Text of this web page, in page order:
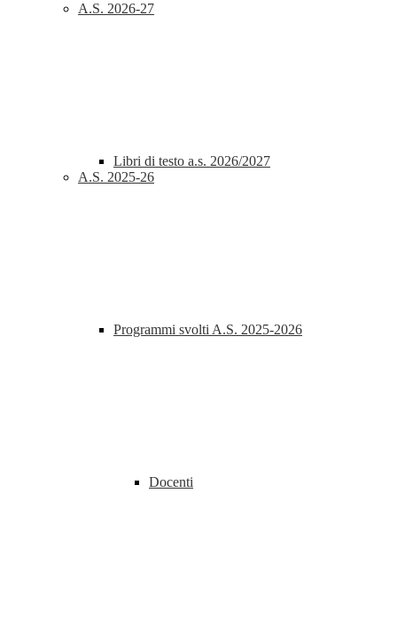
A.S. 2026-27
Libri di testo a.s. 2026/2027
A.S. 2025-26
Programmi svolti A.S. 2025-2026
Docenti